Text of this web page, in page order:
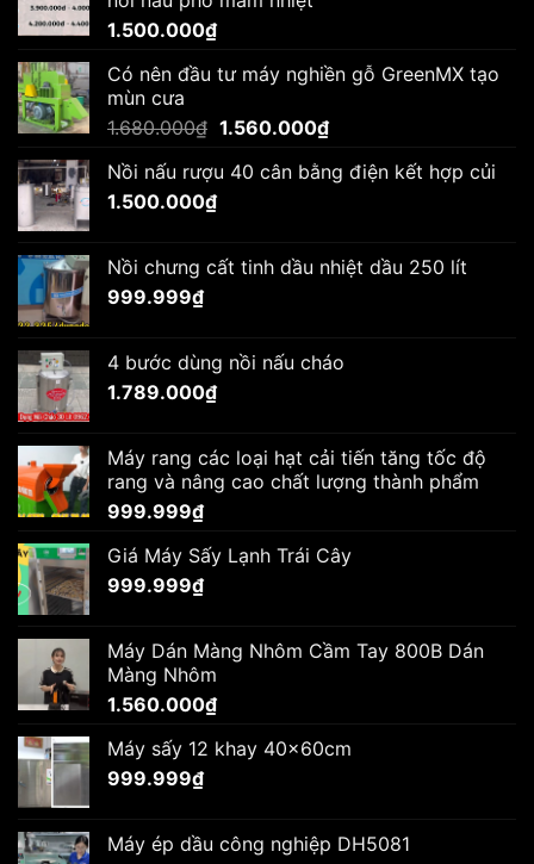
1.500.000₫
Có nên đầu tư máy nghiền gỗ GreenMX tạo
mùn cưa
1.680.000₫ Giá
là:
1.560.000₫Giá
tại
Nồi nấu rượu 40 cân bằng điện kết hợp củi
1.500.000₫
Nồi chưng cất tinh dầu nhiệt dầu 250 lít
999.999₫
4 bước dùng nồi nấu cháo
1.789.000₫
Máy rang các loại hạt cải tiến tăng tốc độ
rang và nâng cao chất lượng thành phẩm
999.999₫
Giá Máy Sấy Lạnh Trái Cây
999.999₫
Máy Dán Màng Nhôm Cầm Tay 800B Dán
Màng Nhôm
1.560.000₫
Máy sấy 12 khay 40x60cm
999.999₫
Máy ép dầu công nghiệp DH5081